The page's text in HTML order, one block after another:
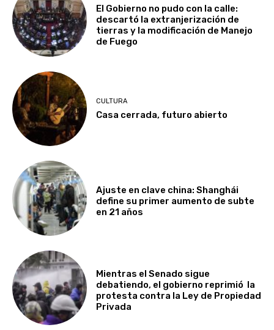
El Gobierno no pudo con la calle:
descartó la extranjerización de
tierras y la modificación de Manejo
de Fuego
CULTURA
Casa cerrada, futuro abierto
Ajuste en clave china: Shanghái
define su primer aumento de subte
en 21 años
Mientras el Senado sigue
debatiendo, el gobierno reprimió la
protesta contra la Ley de Propiedad
Privada